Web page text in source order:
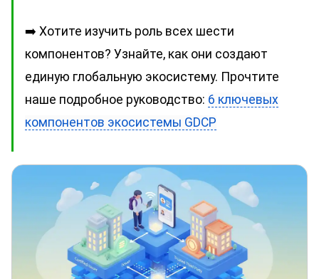
➡️ Хотите изучить роль всех шести
компонентов? Узнайте, как они создают
единую глобальную экосистему. Прочтите
наше подробное руководство: 6 ключевых
компонентов экосистемы GDCP